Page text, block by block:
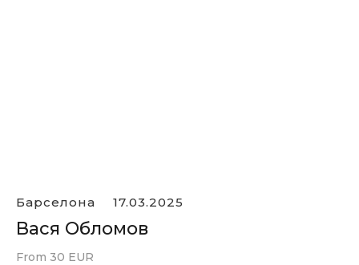
Барселона 17.03.2025
Вася Обломов
From 30 EUR